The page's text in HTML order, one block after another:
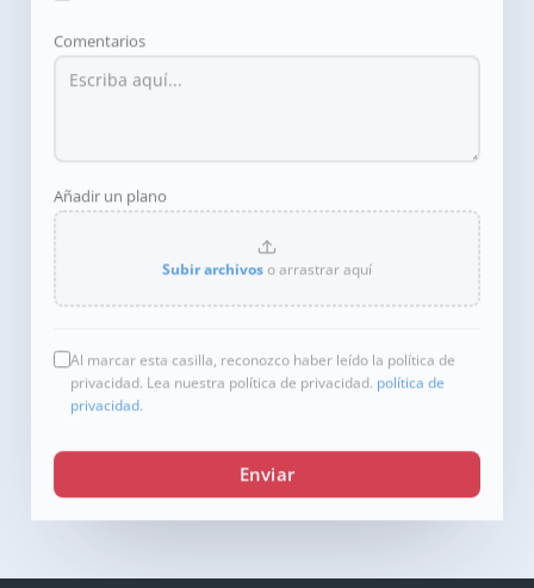
Comentarios
Añadir un plano
Subir archivoso arrastrar aquí
Al marcar esta casilla, reconozco haber leído la política de
privacidad. Lea nuestra política de privacidad. política de
privacidad.
Enviar